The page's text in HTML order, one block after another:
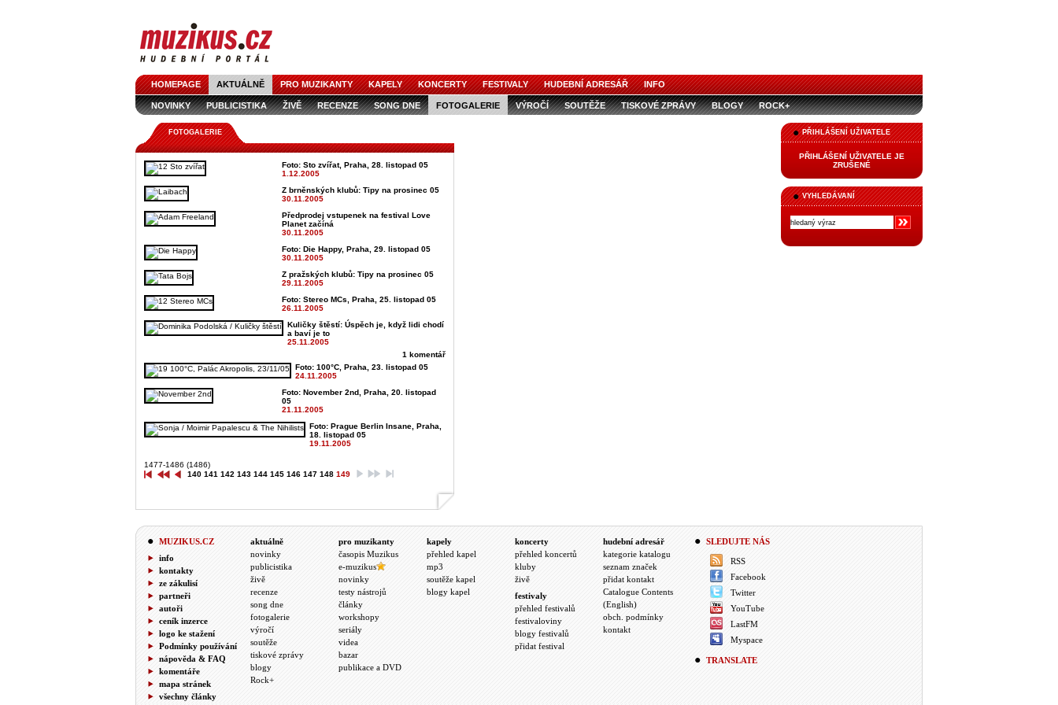
HOMEPAGE AKTUÁLNĚ PRO MUZIKANTY KAPELY KONCERTY FESTIVALY HUDEBNÍ ADRESÁŘ INFO
NOVINKY PUBLICISTIKA ŽIVĚ RECENZE SONG DNE FOTOGALERIE VÝROČÍ SOUTĚŽE TISKOVÉ ZPRÁVY BLOGY ROCK+
PŘIHLÁŠENÍ UŽIVATELE
PŘIHLÁŠENÍ UŽIVATELE JE
ZRUŠENÉ
VYHLEDÁVANÍ
FOTOGALERIE
Foto: Sto zvířat, Praha, 28. listopad 05
1.12.2005
Z brněnských klubů: Tipy na prosinec 05
30.11.2005
Předprodej vstupenek na festival Love
Planet začíná
30.11.2005
Foto: Die Happy, Praha, 29. listopad 05
30.11.2005
Z pražských klubů: Tipy na prosinec 05
29.11.2005
Foto: Stereo MCs, Praha, 25. listopad 05
26.11.2005
Kuličky štěstí: Úspěch je, když lidi chodí
a baví je to
25.11.2005
1 komentář
Foto: 100°C, Praha, 23. listopad 05
24.11.2005
Foto: November 2nd, Praha, 20. listopad
05
21.11.2005
Foto: Prague Berlin Insane, Praha,
18. listopad 05
19.11.2005
1477-1486 (1486)
140 141 142 143 144 145 146 147 148 149
MUZIKUS.CZ
info
kontakty
ze zákulisí
partneři
autoři
ceník inzerce
logo ke stažení
Podmínky používání
nápověda & FAQ
komentáře
mapa stránek
všechny články
aktuálně
novinky
publicistika
živě
recenze
song dne
fotogalerie
výročí
soutěže
tiskové zprávy
blogy
Rock+
pro muzikanty
časopis Muzikus
e-muzikus
novinky
testy nástrojů
články
workshopy
seriály
videa
bazar
publikace a DVD
kapely
přehled kapel
mp3
soutěže kapel
blogy kapel
koncerty
přehled koncertů
kluby
živě
festivaly
přehled festivalů
festivaloviny
blogy festivalů
přidat festival
hudební adresář
kategorie katalogu
seznam značek
přidat kontakt
Catalogue Contents
(English)
obch. podmínky
kontakt
SLEDUJTE NÁS
RSS
Facebook
Twitter
YouTube
LastFM
Myspace
TRANSLATE